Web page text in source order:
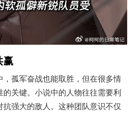
赢
孤军奋战也能取胜，但在很多情
关键。小说中的人物往往需要利
强大的敌人。这种团队意识不仅